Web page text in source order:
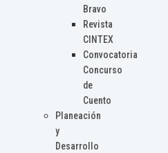
Bravo
Revista
CINTEX
Convocatoria
Concurso
de
Cuento
Planeación
y
Desarrollo